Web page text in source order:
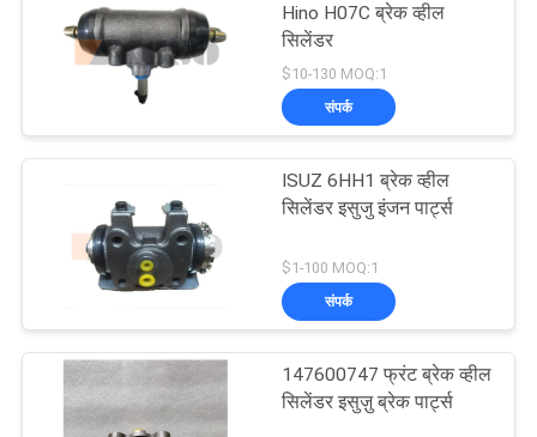
संपर्क
समाचार
की
विनती
Hino H07C ब्रेक व्हील
सिलेंडर
$10-130 MOQ:1
संपर्क
ISUZ 6HH1 ब्रेक व्हील
सिलेंडर इसुजु इंजन पार्ट्स
$1-100 MOQ:1
संपर्क
147600747 फ्रंट ब्रेक व्हील
सिलेंडर इसुज़ु ब्रेक पार्ट्स